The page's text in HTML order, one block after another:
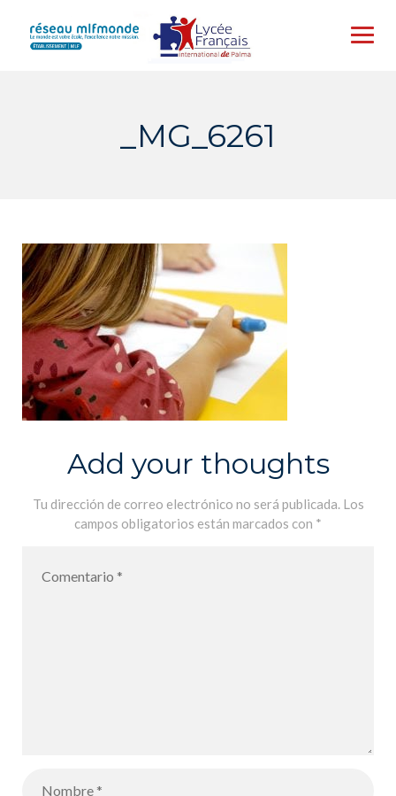
content
_MG_6261
Add your thoughts
Tu dirección de correo electrónico no será publicada. Los
campos obligatorios están marcados con *